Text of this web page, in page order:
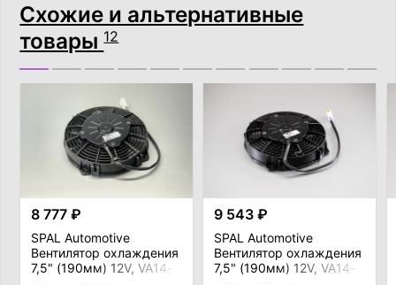
Схожие и альтернативные
товары12
8 777 ₽
SPAL Automotive
Вентилятор охлаждения
7,5" (190мм) 12V, VA14-
9 543 ₽
SPAL Automotive
Вентилятор охлаждения
7,5" (190мм) 12V, VA14-